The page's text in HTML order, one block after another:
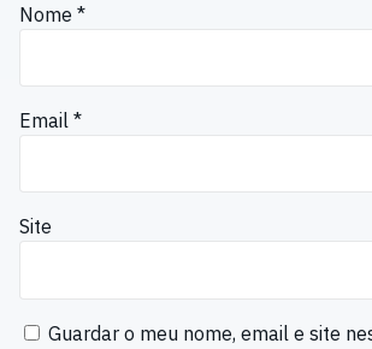
Nome *
Email *
Site
Guardar o meu nome, email e site